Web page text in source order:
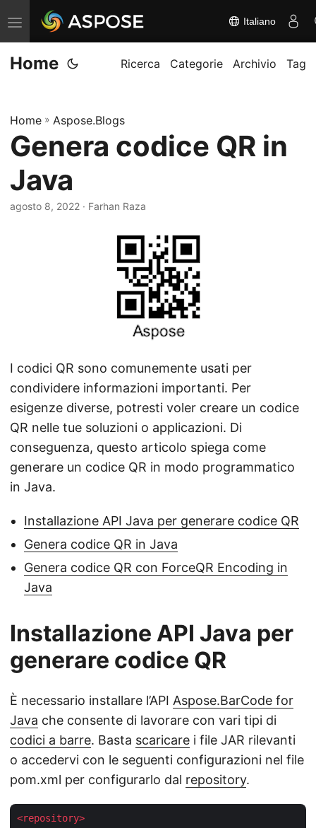
A
t
t
a
/
i
s
g
n
Italiano
Home Ricerca Categorie Archivio Tag
Home » Aspose.Blogs
Genera codice QR in
Java
agosto 8, 2022 · Farhan Raza
I codici QR sono comunemente usati per
condividere informazioni importanti. Per
esigenze diverse, potresti voler creare un codice
QR nelle tue soluzioni o applicazioni. Di
conseguenza, questo articolo spiega come
generare un codice QR in modo programmatico
in Java.
Installazione API Java per generare codice QR
Genera codice QR in Java
Genera codice QR con ForceQR Encoding in
Java
Installazione API Java per
generare codice QR
È necessario installare l’API Aspose.BarCode for
Java che consente di lavorare con vari tipi di
codici a barre. Basta scaricare i file JAR rilevanti
o accedervi con le seguenti configurazioni nel file
pom.xml per configurarlo dal repository.
<repository>